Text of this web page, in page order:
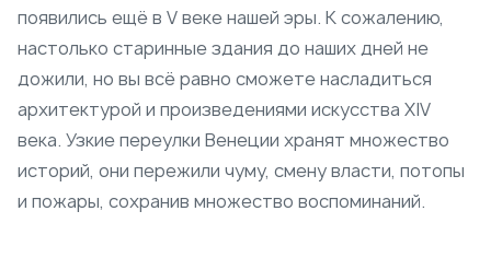
появились ещё в V веке нашей эры. К сожалению,
настолько старинные здания до наших дней не
дожили, но вы всё равно сможете насладиться
архитектурой и произведениями искусства XIV
века. Узкие переулки Венеции хранят множество
историй, они пережили чуму, смену власти, потопы
и пожары, сохранив множество воспоминаний.